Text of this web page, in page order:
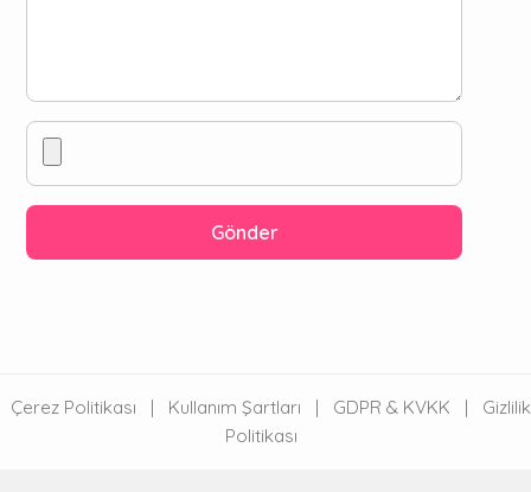
Çerez Politikası | Kullanım Şartları | GDPR & KVKK |
Gizlilik
Politikası